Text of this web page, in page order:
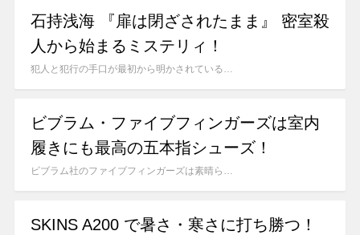
石持浅海 『扉は閉ざされたまま』 密室殺
人から始まるミステリィ！
犯人と犯行の手口が最初から明かされている…
ビブラム・ファイブフィンガーズは室内
履きにも最高の五本指シューズ！
ビブラム社のファイブフィンガーズは素晴ら…
SKINS A200 で暑さ・寒さに打ち勝つ！